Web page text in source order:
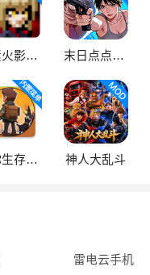
像素火影次世代 末日点点（辅助菜单）
迷你生存僵尸大战魔改版 神人大乱斗
雷电云手机